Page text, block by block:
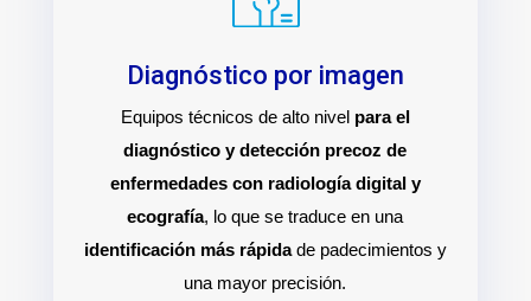
Diagnóstico por imagen
Equipos técnicos de alto nivel para el
diagnóstico y detección precoz de
enfermedades con radiología digital y
ecografía, lo que se traduce en una
identificación más rápidade padecimientos y
una mayor precisión.